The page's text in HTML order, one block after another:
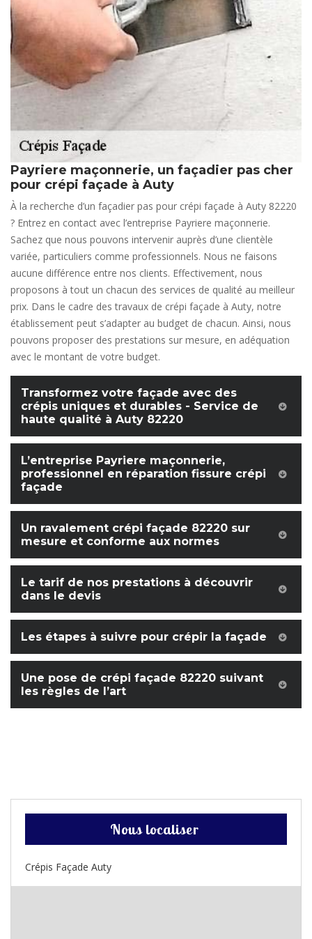
Payriere maçonnerie, un façadier pas cher
pour crépi façade à Auty
À la recherche d’un façadier pas pour crépi façade à Auty 82220
? Entrez en contact avec l’entreprise Payriere maçonnerie.
Sachez que nous pouvons intervenir auprès d’une clientèle
variée, particuliers comme professionnels. Nous ne faisons
aucune différence entre nos clients. Effectivement, nous
proposons à tout un chacun des services de qualité au meilleur
prix. Dans le cadre des travaux de crépi façade à Auty, notre
établissement peut s’adapter au budget de chacun. Ainsi, nous
pouvons proposer des prestations sur mesure, en adéquation
avec le montant de votre budget.
Transformez votre façade avec des
crépis uniques et durables - Service de
haute qualité à Auty 82220
L’entreprise Payriere maçonnerie,
professionnel en réparation fissure crépi
façade
Un ravalement crépi façade 82220 sur
mesure et conforme aux normes
Le tarif de nos prestations à découvrir
dans le devis
Les étapes à suivre pour crépir la façade
Une pose de crépi façade 82220 suivant
les règles de l’art
Nous localiser
Crépis Façade Auty